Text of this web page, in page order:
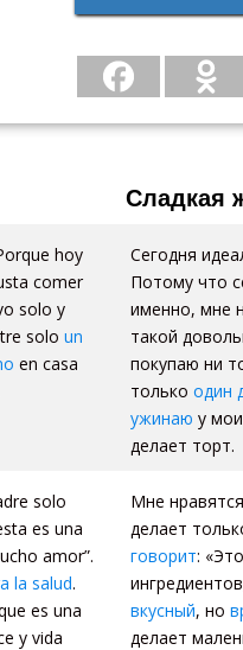
Сладкая
hoy
comer
solo y
solo un
en casa
Сегодня
Потому что
именно, мне
такой
покупаю ни
только один
ужинаю у
делает торт.
solo
es una
amor”.
la salud.
es una
y vida
Мне
делает
говорит:
вкусный, но
делает